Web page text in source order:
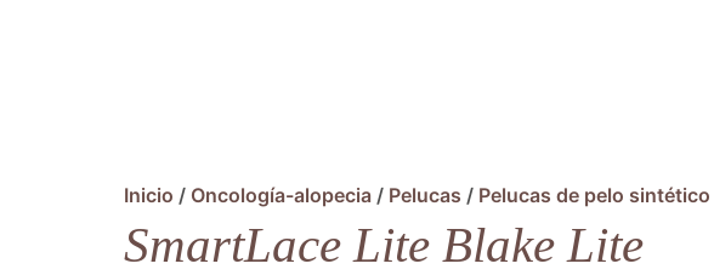
Inicio / Oncología-alopecia / Pelucas / Pelucas de pelo sintético
SmartLace Lite Blake Lite